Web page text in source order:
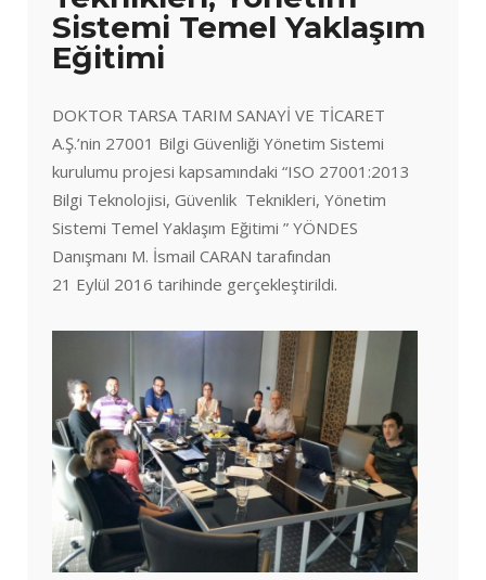
Sistemi Temel Yaklaşım
Eğitimi
DOKTOR TARSA TARIM SANAYİ VE TİCARET
A.Ş.’nin 27001 Bilgi Güvenliği Yönetim Sistemi
kurulumu projesi kapsamındaki “ISO 27001:2013
Bilgi Teknolojisi, Güvenlik Teknikleri, Yönetim
Sistemi Temel Yaklaşım Eğitimi ” YÖNDES
Danışmanı M. İsmail CARAN tarafından
21 Eylül 2016 tarihinde gerçekleştirildi.